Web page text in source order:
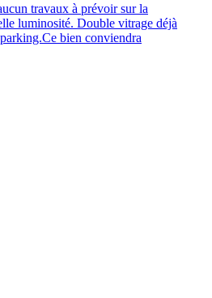
travaux à prévoir sur la
luminosité. Double vitrage déjà
bien conviendra